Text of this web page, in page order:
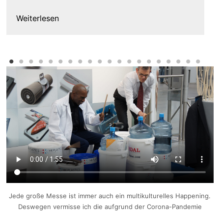
Weiterlesen
Jede große Messe ist immer auch ein multikulturelles Happening.
Deswegen vermisse ich die aufgrund der Corona-Pandemie